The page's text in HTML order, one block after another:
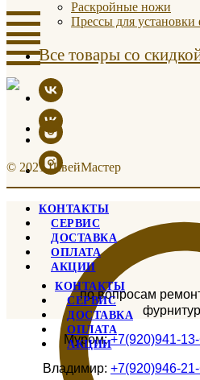
Раскройные ножи
Прессы для
Все товары со
© 2021 ШвейМастер
КОНТАКТЫ
СЕРВИС
ДОСТАВКА
ОПЛАТА
АКЦИИ
по вопросам
Муром:+7(920)941-
Владимир: +7(920)946-
КОНТАКТЫ
СЕРВИС
ДОСТАВКА
ОПЛАТА
АКЦИИ